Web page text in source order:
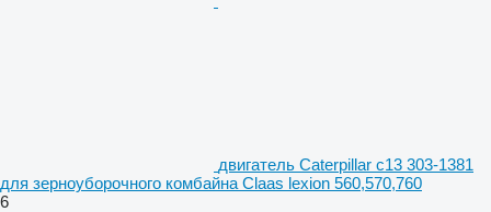
двигатель Caterpillar c13 303-1381
для зерноуборочного комбайна Claas lexion 560,570,760
6